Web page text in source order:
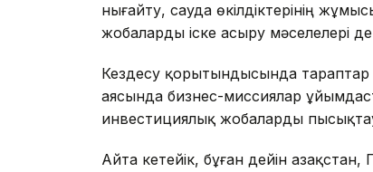
нығайту, сауда өкілдіктерінің
жобаларды іске асыру мәселелері
Кездесу қорытындысында тараптар
аясында бизнес-миссиялар
инвестициялық жобаларды
Айта кетейік, бұған дейін